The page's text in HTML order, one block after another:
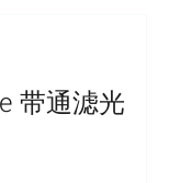
带通滤光